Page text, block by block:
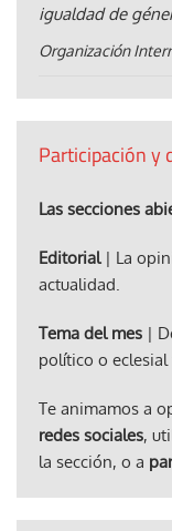
igualdad de
Organización
Participación y
Las secciones
Editorial| La
actualidad.
Tema del mes |
político o
Te animamos a
redes sociales,
la sección, o a